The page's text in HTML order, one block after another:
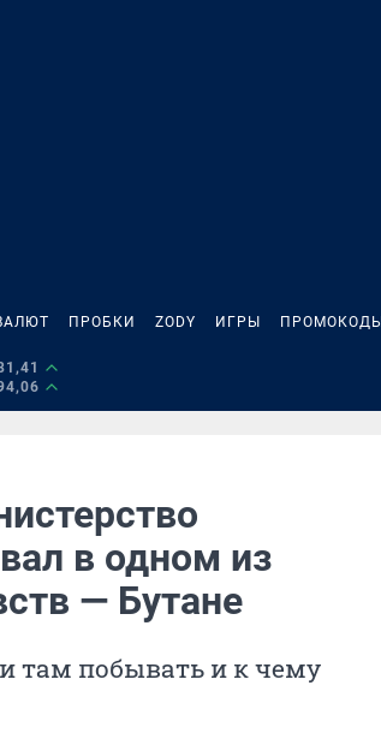
ПРОБКИ ZODY ИГРЫ ПРОМОКОДЫ
в одном из
— Бутане
там побывать и к чему